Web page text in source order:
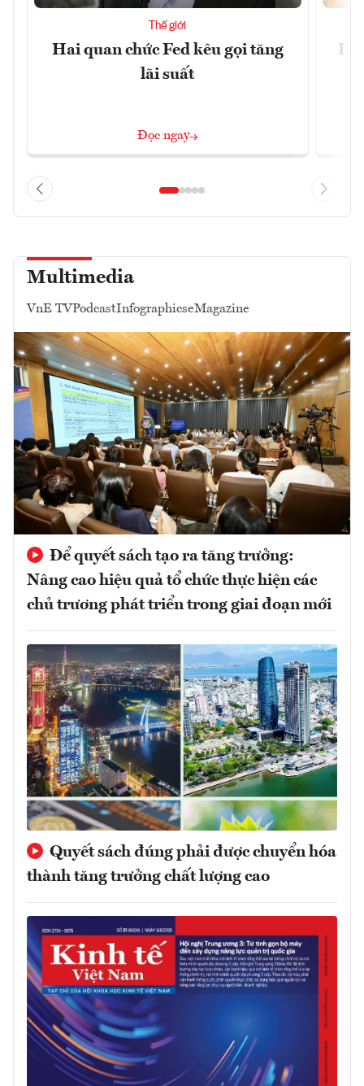
Thế giới
Hai quan chức Fed kêu gọi tăng
lãi suất
Đọc ngay
Multimedia
VnE TVPodcastInfographicseMagazine
Để quyết sách tạo ra tăng trưởng:
Nâng cao hiệu quả tổ chức thực hiện các
chủ trương phát triển trong giai đoạn mới
Quyết sách đúng phải được chuyển hóa
thành tăng trưởng chất lượng cao